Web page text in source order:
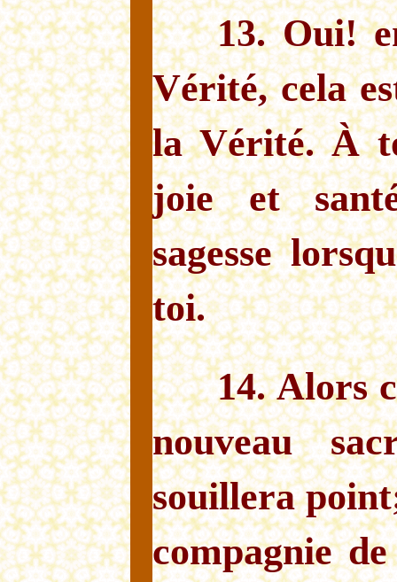
13. Oui!
Vérité, cela
la Vérité. À
joie et
sagesse
toi.
14. Alors
nouveau
souillera
compagnie